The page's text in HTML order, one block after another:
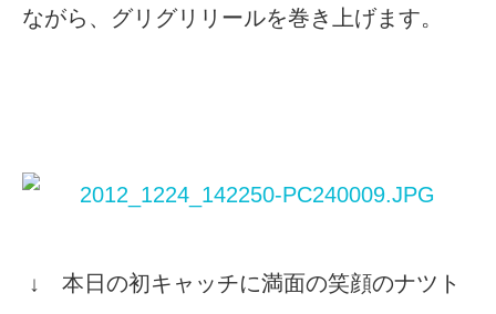
ながら、グリグリリールを巻き上げます。
↓ 本日の初キャッチに満面の笑顔のナツト